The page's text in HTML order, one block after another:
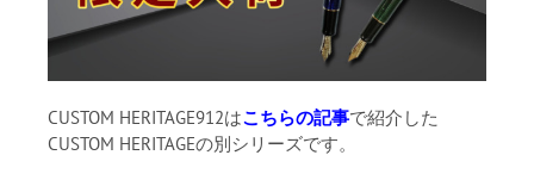
CUSTOM HERITAGE912はこちらの記事で紹介した
CUSTOM HERITAGEの別シリーズです。